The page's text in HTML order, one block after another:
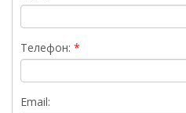
Телефон:
Email: